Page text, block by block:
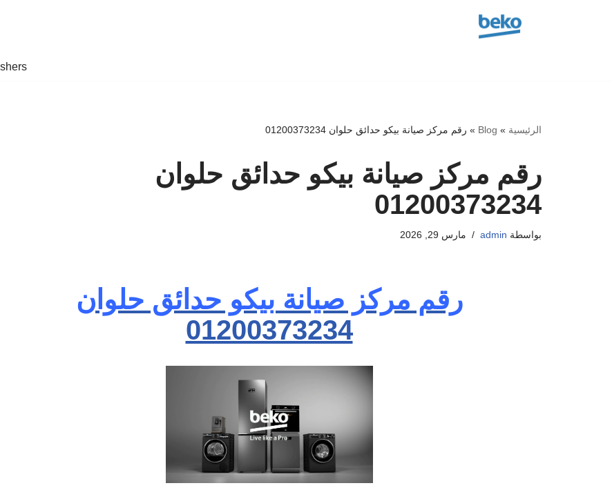
الرئيسية »
Blog
» رقم مركز صيانة بيكو حدائق حلوان 01200373234
رقم مركز صيانة بيكو حدائق حلوان
01200373234
بواسطة admin مارس 29, 2026
رقم مركز صيانة بيكو حدائق حلوان
01200373234